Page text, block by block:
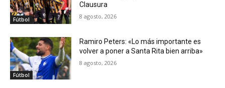
Fútbol
Clausura
8 agosto, 2026
Fútbol
Ramiro Peters: «Lo más importante es
volver a poner a Santa Rita bien arriba»
8 agosto, 2026